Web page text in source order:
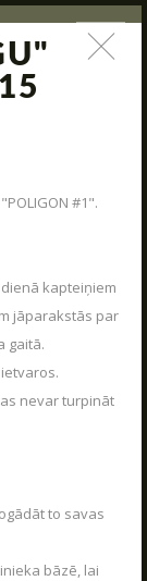
#1".
kapteiņiem
jāparakstās par
gaitā.
nevar turpināt
to savas
bāzē, lai
viss un vēl
priekšlikumus